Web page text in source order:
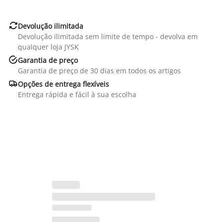
Devolução ilimitada
Devolução ilimitada sem limite de tempo - devolva em
qualquer loja JYSK
Garantia de preço
Garantia de preço de 30 dias em todos os artigos
Opções de entrega flexíveis
Entrega rápida e fácil à sua escolha